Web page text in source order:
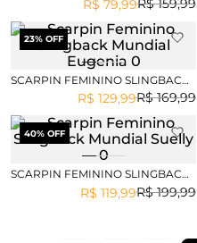
R$ 159,99
R$ 79,99
23% OFF
SCARPIN FEMININO SLINGBACK
MUNDIAL EUGENIA
R$ 169,99
R$ 129,99
40% OFF
SCARPIN FEMININO SLINGBACK
MUNDIAL SUELLY
R$ 199,99
R$ 119,99